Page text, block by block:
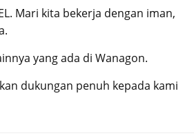
Mari kita bekerja dengan iman,
yang ada di Wanagon.
dukungan penuh kepada kami